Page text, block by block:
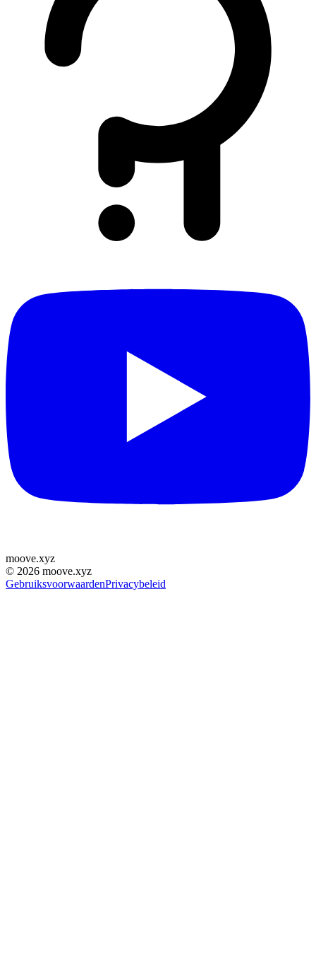
moove.xyz
© 2026 moove.xyz
GebruiksvoorwaardenPrivacybeleid